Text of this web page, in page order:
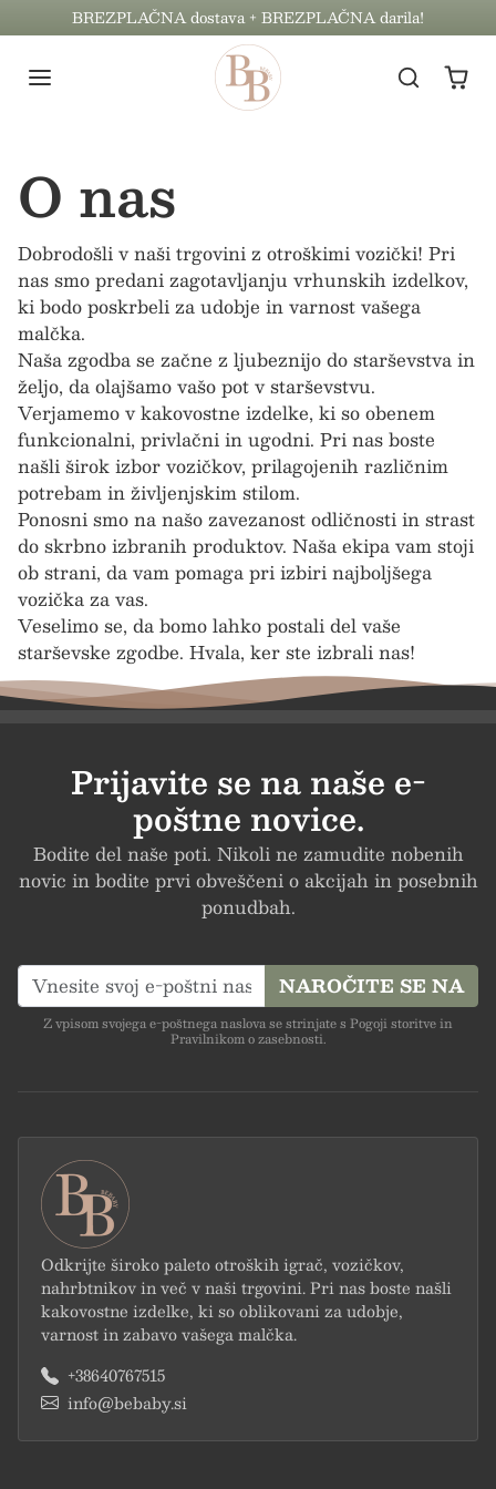
Preskoči na vsebino
BREZPLAČNA dostava + BREZPLAČNA darila!
O nas
Dobrodošli v naši trgovini z otroškimi vozički! Pri
nas smo predani zagotavljanju vrhunskih izdelkov,
ki bodo poskrbeli za udobje in varnost vašega
malčka.
Naša zgodba se začne z ljubeznijo do starševstva in
željo, da olajšamo vašo pot v starševstvu.
Verjamemo v kakovostne izdelke, ki so obenem
funkcionalni, privlačni in ugodni. Pri nas boste
našli širok izbor vozičkov, prilagojenih različnim
potrebam in življenjskim stilom.
Ponosni smo na našo zavezanost odličnosti in strast
do skrbno izbranih produktov. Naša ekipa vam stoji
ob strani, da vam pomaga pri izbiri najboljšega
vozička za vas.
Veselimo se, da bomo lahko postali del vaše
starševske zgodbe. Hvala, ker ste izbrali nas!
Prijavite se na naše e-
poštne novice.
Bodite del naše poti. Nikoli ne zamudite nobenih
novic in bodite prvi obveščeni o akcijah in posebnih
ponudbah.
NAROČITE SE NA
Z vpisom svojega e-poštnega naslova se strinjate s Pogoji storitve in
Pravilnikom o zasebnosti.
Odkrijte široko paleto otroških igrač, vozičkov,
nahrbtnikov in več v naši trgovini. Pri nas boste našli
kakovostne izdelke, ki so oblikovani za udobje,
varnost in zabavo vašega malčka.
+38640767515
info@bebaby.si